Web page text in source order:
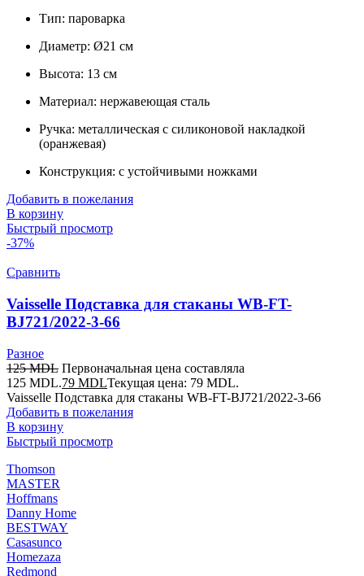
Тип: пароварка
Диаметр: Ø21 см
Высота: 13 см
Материал: нержавеющая сталь
Ручка: металлическая с силиконовой накладкой
(оранжевая)
Конструкция: с устойчивыми ножками
Добавить в пожелания
В корзину
Быстрый просмотр
-37%
Сравнить
Vaisselle Подставка для cтаканы WB-FT-
BJ721/2022-3-66
Разное
125MDL Первоначальная цена составляла
125 MDL.79 MDLТекущая цена: 79 MDL.
Vaisselle Подставка для cтаканы WB-FT-BJ721/2022-3-66
Добавить в пожелания
В корзину
Быстрый просмотр
Thomson
MASTER
Hoffmans
Danny Home
BESTWAY
Casasunco
Homezaza
Redmond